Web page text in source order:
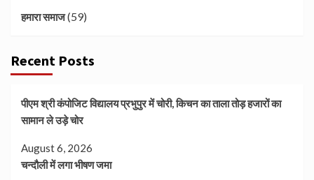
हमारा समाज(59)
Recent Posts
पीएम श्री कंपोजिट विद्यालय प्रभुपुर में चोरी, किचन का ताला तोड़ हजारों का
सामान ले उड़े चोर
August 6, 2026
चन्दौली में लगा भीषण जमा